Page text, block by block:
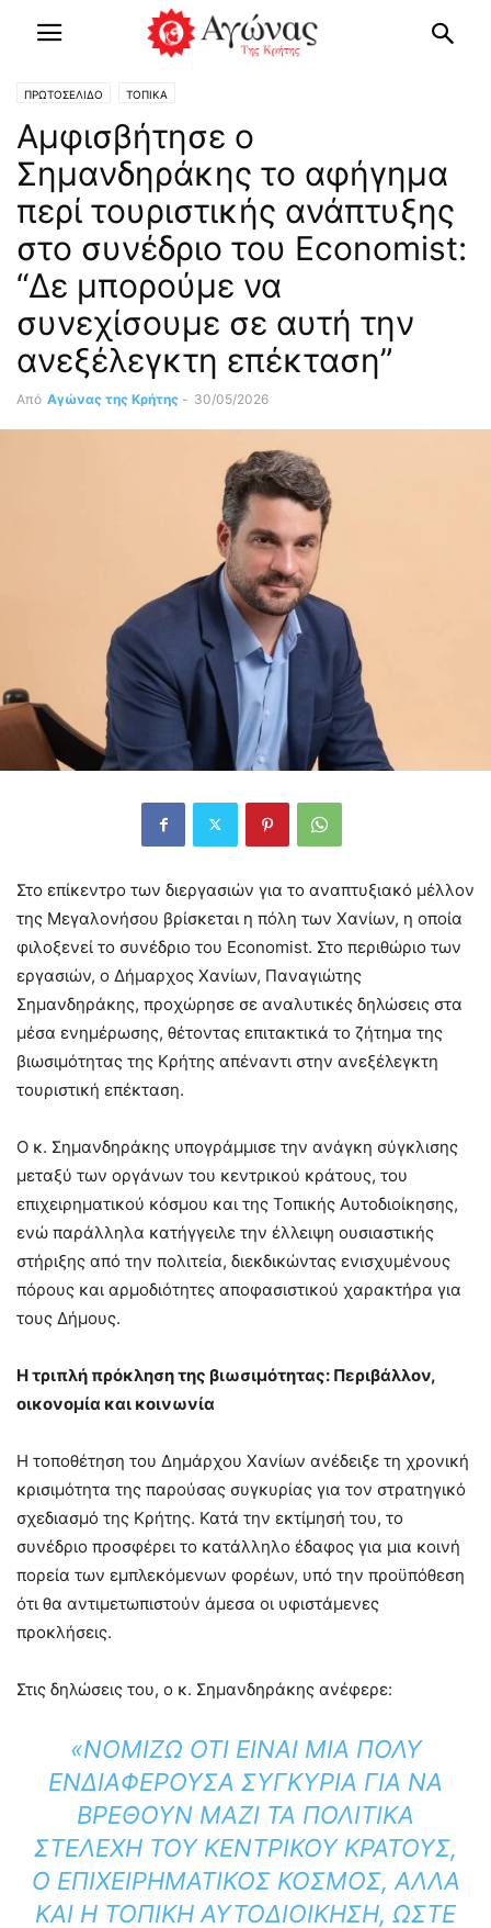
ΠΡΩΤΟΣΕΛΙΔΟ ΤΟΠΙΚΑ
Αμφισβήτησε ο
Σημανδηράκης το αφήγημα
περί τουριστικής ανάπτυξης
στο συνέδριο του Economist:
“Δε μπορούμε να
συνεχίσουμε σε αυτή την
ανεξέλεγκτη επέκταση”
Από Αγώνας της Κρήτης - 30/05/2026
Στο επίκεντρο των διεργασιών για το αναπτυξιακό μέλλον
της Μεγαλονήσου βρίσκεται η πόλη των Χανίων, η οποία
φιλοξενεί το συνέδριο του Economist. Στο περιθώριο των
εργασιών, ο Δήμαρχος Χανίων, Παναγιώτης
Σημανδηράκης, προχώρησε σε αναλυτικές δηλώσεις στα
μέσα ενημέρωσης, θέτοντας επιτακτικά το ζήτημα της
βιωσιμότητας της Κρήτης απέναντι στην ανεξέλεγκτη
τουριστική επέκταση.
Ο κ. Σημανδηράκης υπογράμμισε την ανάγκη σύγκλισης
μεταξύ των οργάνων του κεντρικού κράτους, του
επιχειρηματικού κόσμου και της Τοπικής Αυτοδιοίκησης,
ενώ παράλληλα κατήγγειλε την έλλειψη ουσιαστικής
στήριξης από την πολιτεία, διεκδικώντας ενισχυμένους
πόρους και αρμοδιότητες αποφασιστικού χαρακτήρα για
τους Δήμους.
Η τριπλή πρόκληση της βιωσιμότητας: Περιβάλλον,
οικονομία και κοινωνία
Η τοποθέτηση του Δημάρχου Χανίων ανέδειξε τη χρονική
κρισιμότητα της παρούσας συγκυρίας για τον στρατηγικό
σχεδιασμό της Κρήτης. Κατά την εκτίμησή του, το
συνέδριο προσφέρει το κατάλληλο έδαφος για μια κοινή
πορεία των εμπλεκόμενων φορέων, υπό την προϋπόθεση
ότι θα αντιμετωπιστούν άμεσα οι υφιστάμενες
προκλήσεις.
Στις δηλώσεις του, ο κ. Σημανδηράκης ανέφερε:
«ΝΟΜΊΖΩ ΌΤΙ ΕΊΝΑΙ ΜΙΑ ΠΟΛΎ
ΕΝΔΙΑΦΈΡΟΥΣΑ ΣΥΓΚΥΡΊΑ ΓΙΑ ΝΑ
ΒΡΕΘΟΎΝ ΜΑΖΊ ΤΑ ΠΟΛΙΤΙΚΆ
ΣΤΕΛΈΧΗ ΤΟΥ ΚΕΝΤΡΙΚΟΎ ΚΡΆΤΟΥΣ,
Ο ΕΠΙΧΕΙΡΗΜΑΤΙΚΌΣ ΚΌΣΜΟΣ, ΑΛΛΆ
ΚΑΙ Η ΤΟΠΙΚΉ ΑΥΤΟΔΙΟΊΚΗΣΗ, ΏΣΤΕ